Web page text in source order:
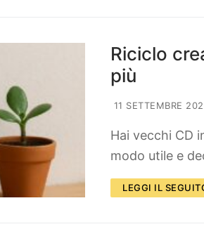
Riciclo
più
11 SETTEMBRE
Hai vecchi CD
modo utile e
LEGGI IL